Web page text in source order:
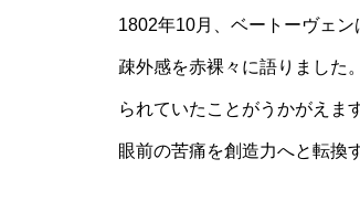
1802年10月、ベートーヴェ
疎外感を赤裸々に語りました
られていたことがうかがえま
眼前の苦痛を創造力へと転換